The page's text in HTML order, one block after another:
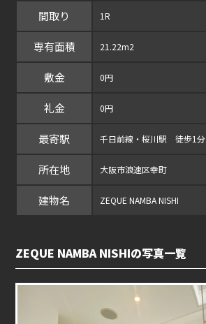
間取り 1R
専有面積 21.22m2
敷金 0円
礼金 0円
最寄駅 千日前線・桜川駅 徒歩1分
所在地 大阪市浪速区幸町
建物名 ZEQUE NAMBA NISHI
ZEQUE NAMBA NISHIの写真一覧